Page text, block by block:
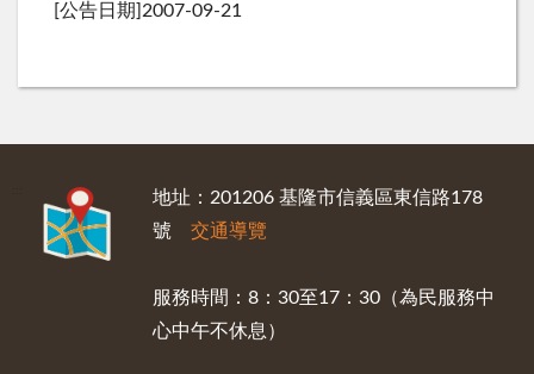
[公告日期]2007-09-21
地址：201206 基隆市信義區東信路178
號 交通導覽
服務時間：8：30至17：30（為民服務中
心中午不休息）